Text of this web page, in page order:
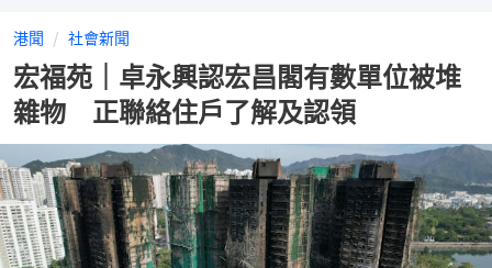
港聞 社會新聞
宏福苑｜卓永興認宏昌閣有數單位被堆
雜物 正聯絡住戶了解及認領